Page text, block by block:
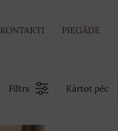
KONTAKTI PIEGĀDE
Filtrs Kārtot pēc